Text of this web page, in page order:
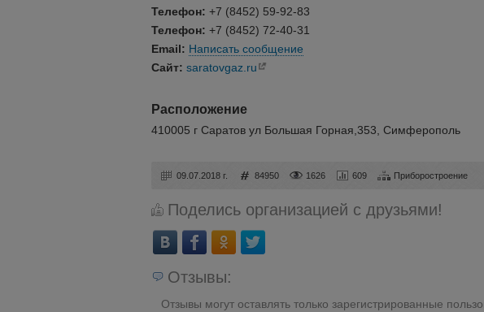
Телефон: +7 (8452) 59-92-83
Телефон: +7 (8452) 72-40-31
Email: Написать сообщение
Сайт: saratovgaz.ru
Расположение
410005 г Саратов ул Большая Горная,353, Симферополь
09.07.2018 г. 84950 1626 609 Приборостроение
Поделись организацией с друзьями!
Отзывы:
Отзывы могут оставлять только зарегистрированные